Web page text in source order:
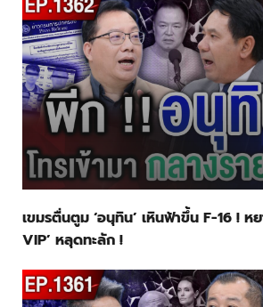
เขมรตื่นตูม ‘อนุทิน’ เหินฟ้าขึ้น F-16 ! ห
VIP’ หลุดทะลัก !